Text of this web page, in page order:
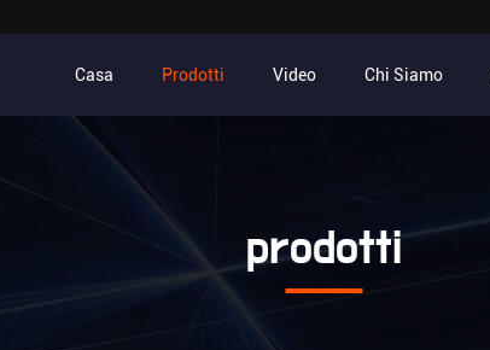
Casa Prodotti Video Chi Siamo
prodotti